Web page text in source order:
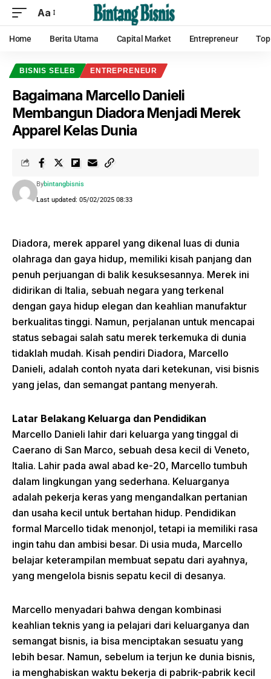
Aa
Home Berita Utama Capital Market Entrepreneur
BISNIS SELEB ENTREPRENEUR
Bagaimana Marcello Danieli
Membangun Diadora Menjadi Merek
Apparel Kelas Dunia
Last updated: 05/02/2025 08:33
Bybintangbisnis
Diadora, merek apparel yang dikenal luas di dunia
olahraga dan gaya hidup, memiliki kisah panjang dan
penuh perjuangan di balik kesuksesannya. Merek ini
didirikan di Italia, sebuah negara yang terkenal
dengan gaya hidup elegan dan keahlian manufaktur
berkualitas tinggi. Namun, perjalanan untuk mencapai
status sebagai salah satu merek terkemuka di dunia
tidaklah mudah. Kisah pendiri Diadora, Marcello
Danieli, adalah contoh nyata dari ketekunan, visi bisnis
yang jelas, dan semangat pantang menyerah.
Latar Belakang Keluarga dan Pendidikan
Marcello Danieli lahir dari keluarga yang tinggal di
Caerano di San Marco, sebuah desa kecil di Veneto,
Italia. Lahir pada awal abad ke-20, Marcello tumbuh
dalam lingkungan yang sederhana. Keluarganya
adalah pekerja keras yang mengandalkan pertanian
dan usaha kecil untuk bertahan hidup. Pendidikan
formal Marcello tidak menonjol, tetapi ia memiliki rasa
ingin tahu dan ambisi besar. Di usia muda, Marcello
belajar keterampilan membuat sepatu dari ayahnya,
yang mengelola bisnis sepatu kecil di desanya.
Marcello menyadari bahwa dengan kombinasi
keahlian teknis yang ia pelajari dari keluarganya dan
semangat bisnis, ia bisa menciptakan sesuatu yang
lebih besar. Namun, sebelum ia terjun ke dunia bisnis,
ia menghabiskan waktu bekerja di pabrik-pabrik kecil